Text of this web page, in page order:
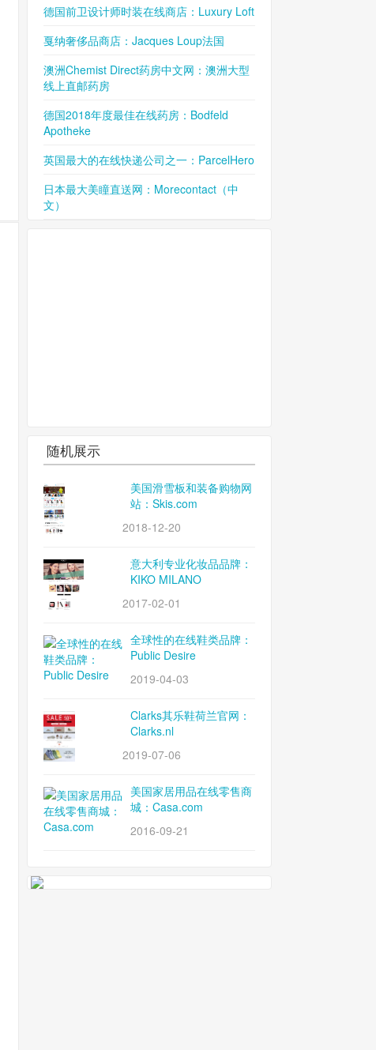
德国前卫设计师时装在线商店：Luxury Loft
戛纳奢侈品商店：Jacques Loup法国
澳洲Chemist Direct药房中文网：澳洲大型
线上直邮药房
德国2018年度最佳在线药房：Bodfeld
Apotheke
英国最大的在线快递公司之一：ParcelHero
日本最大美瞳直送网：Morecontact（中
文）
随机展示
美国滑雪板和装备购物网
站：Skis.com
2018-12-20
意大利专业化妆品品牌：
KIKO MILANO
2017-02-01
全球性的在线鞋类品牌：
Public Desire
2019-04-03
Clarks其乐鞋荷兰官网：
Clarks.nl
2019-07-06
美国家居用品在线零售商
城：Casa.com
2016-09-21